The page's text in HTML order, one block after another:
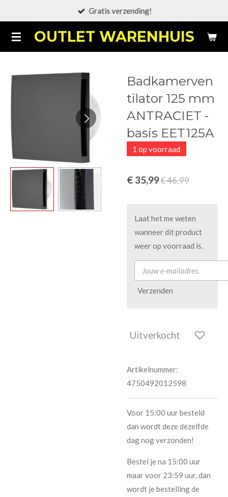
naar
de
OUTLET WARENHUIS
Gratis verzending!
Badkamerven
tilator 125 mm
ANTRACIET -
basis EET125A
1 op voorraad
€ 35,99€ 46,99
Laat het me weten
wanneer dit product
weer op voorraad is.
Verzenden
Uitverkocht
Artikelnummer:
4750492012598
Voor 15:00 uur besteld
dan wordt deze dezelfde
dag nog verzonden!
Bestel je na 15:00 uur
maar voor 23:59 uur, dan
wordt je bestelling de